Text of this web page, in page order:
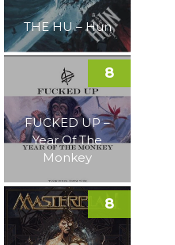
THE HU – Hun
FUCKED UP –
Year Of The
Monkey
8
8